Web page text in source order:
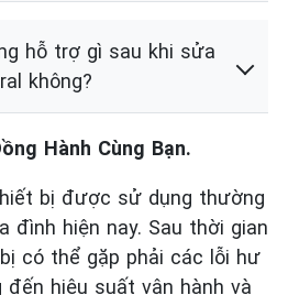
hỗ trợ gì sau khi sửa
không?
Hành Cùng Bạn.
bị được sử dụng thường
đình hiện nay. Sau thời gian
có thể gặp phải các lỗi hư
đến hiệu suất vận hành và